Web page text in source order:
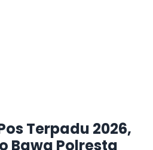
Terpadu 2026,
Bawa Polresta